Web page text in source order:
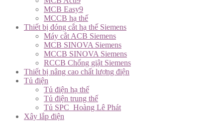
MCB Easy9
MCCB hạ thế
Thiết bị đóng cắt hạ thế Siemens
Máy cắt ACB Siemens
MCB SINOVA Siemens
MCCB SINOVA Siemens
RCCB Chống giật Siemens
Thiết bị nâng cao chất lượng điện
Tủ điện
Tủ điện hạ thế
Tủ điện trung thế
Tủ SPC_Hoàng Lê Phát
Xây lắp điện